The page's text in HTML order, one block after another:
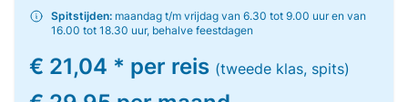
Spitstijden: maandag t/m vrijdag van 6.30 tot 9.00 uur en van
16.00 tot 18.30 uur, behalve feestdagen
€ 21,04 * per reis (tweede klas, spits)